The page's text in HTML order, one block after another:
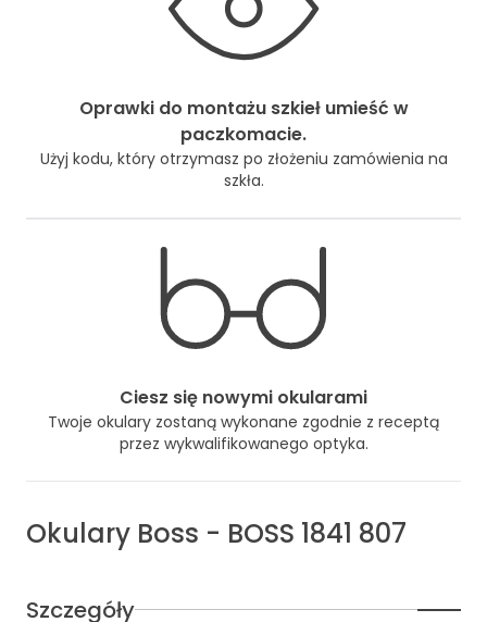
Oprawki do montażu szkieł umieść w
paczkomacie.
Użyj kodu, który otrzymasz po złożeniu zamówienia na
szkła.
Ciesz się nowymi okularami
Twoje okulary zostaną wykonane zgodnie z receptą
przez wykwalifikowanego optyka.
Okulary Boss - BOSS 1841 807
Szczegóły